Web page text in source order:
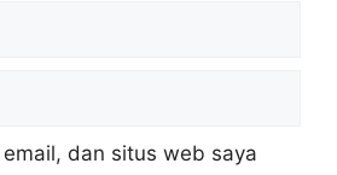
dan situs web saya